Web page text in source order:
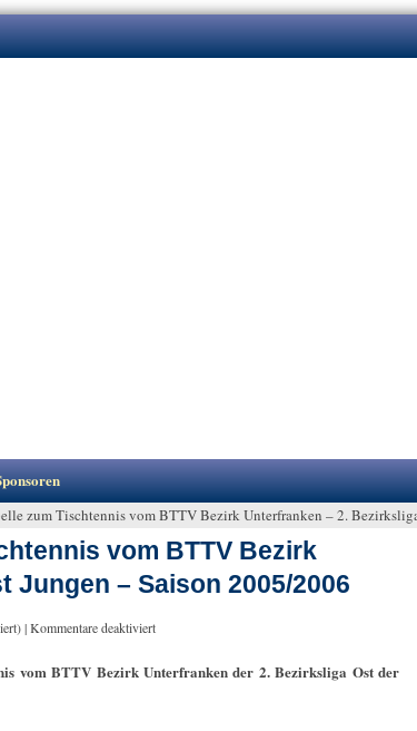
zum Tischtennis vom BTTV Bezirk Unterfranken – 2.
vom BTTV Bezirk
Jungen – Saison 2005/2006
|Kommentare deaktiviert
vom BTTV Bezirk Unterfranken der 2. Bezirksliga Ost der